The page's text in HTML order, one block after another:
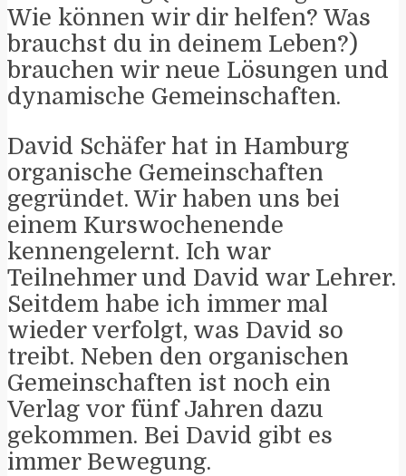
Wie können wir dir helfen? Was
brauchst du in deinem Leben?)
brauchen wir neue Lösungen und
dynamische Gemeinschaften.
David Schäfer hat in Hamburg
organische Gemeinschaften
gegründet. Wir haben uns bei
einem Kurswochenende
kennengelernt. Ich war
Teilnehmer und David war Lehrer.
Seitdem habe ich immer mal
wieder verfolgt, was David so
treibt. Neben den organischen
Gemeinschaften ist noch ein
Verlag vor fünf Jahren dazu
gekommen. Bei David gibt es
immer Bewegung.